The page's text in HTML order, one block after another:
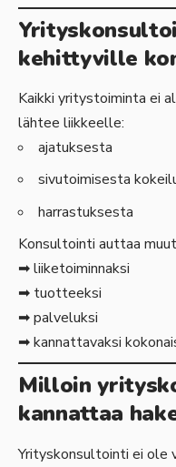
kehittyville
Kaikki yritystoiminta ei
lähtee liikkeelle:
ajatuksesta
sivutoimisesta
harrastuksesta
Konsultointi auttaa
➡ liiketoiminnaksi
➡ tuotteeksi
➡ palveluksi
➡ kannattavaksi
Milloin
kannattaa
Yrityskonsultointi ei ole